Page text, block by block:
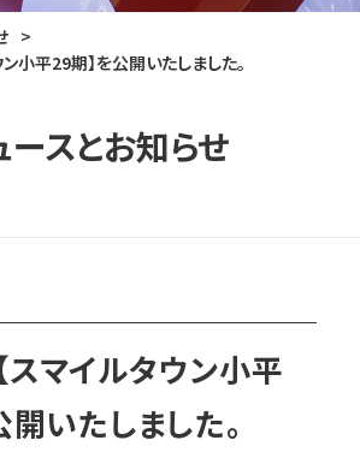
>
小平29期】を公開いたしました。
ースとお知らせ
スマイルタウン小平
いたしました。